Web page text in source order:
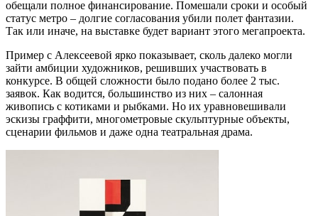
обещали полное финансирование. Помешали сроки и особый
статус метро – долгие согласования убили полет фантазии.
Так или иначе, на выставке будет вариант этого мегапроекта.
Пример с Алексеевой ярко показывает, сколь далеко могли
зайти амбиции художников, решивших участвовать в
конкурсе. В общей сложности было подано более 2 тыс.
заявок. Как водится, большинство из них – салонная
живопись с котиками и рыбками. Но их уравновешивали
эскизы граффити, многометровые скульптурные объекты,
сценарии фильмов и даже одна театральная драма.